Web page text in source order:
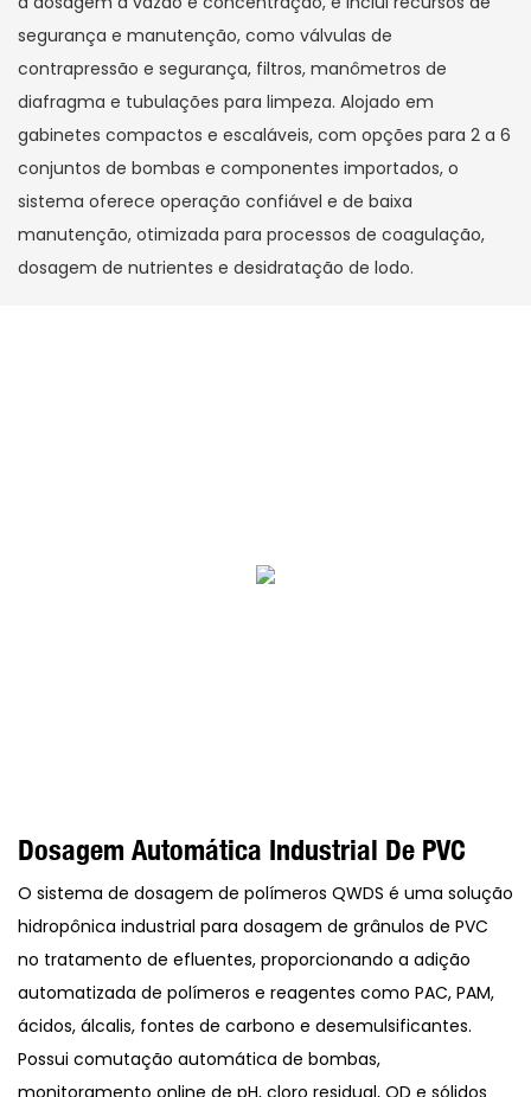
segurança e manutenção, como válvulas de
contrapressão e segurança, filtros, manômetros de
diafragma e tubulações para limpeza. Alojado em
gabinetes compactos e escaláveis, com opções para 2 a 6
conjuntos de bombas e componentes importados, o
sistema oferece operação confiável e de baixa
manutenção, otimizada para processos de coagulação,
dosagem de nutrientes e desidratação de lodo.
Dosagem Automática Industrial De PVC
O sistema de dosagem de polímeros QWDS é uma solução
hidropônica industrial para dosagem de grânulos de PVC
no tratamento de efluentes, proporcionando a adição
automatizada de polímeros e reagentes como PAC, PAM,
ácidos, álcalis, fontes de carbono e desemulsificantes.
Possui comutação automática de bombas,